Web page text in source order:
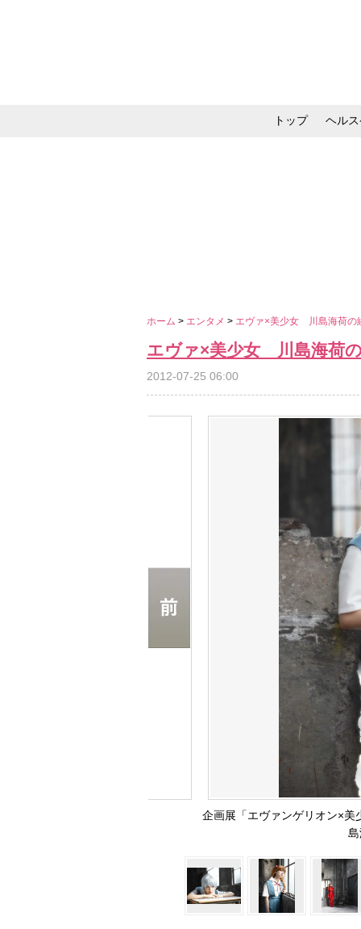
トップ ヘル
ホーム > エンタメ > エヴァ×美少女 川島海荷の
エヴァ×美少女 川島海荷
2012-07-25 06:00
企画展「エヴァンゲリオン×美